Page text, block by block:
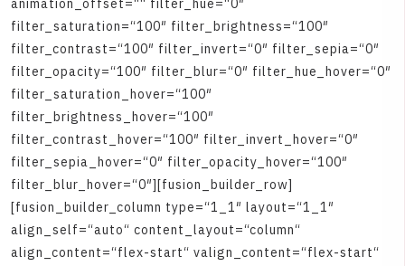
animation offset=““ filter hue=“0″
filter saturation=“100″ filter brightness=“100″
filter contrast=“100″ filter invert=“0″ filter sepia=“0″
filter opacity=“100″ filter blur=“0″ filter hue hover=“0″
filter saturation hover=“100″
filter brightness hover=“100″
filter contrast hover=“100″ filter invert hover=“0″
filter sepia hover=“0″ filter opacity hover=“100″
filter blur hover=“0″][fusion builder row]
[fusion builder column type=“1 1″ layout=“1 1″
align self=“auto“ content layout=“column“
align content=“flex-start“ valign content=“flex-start“